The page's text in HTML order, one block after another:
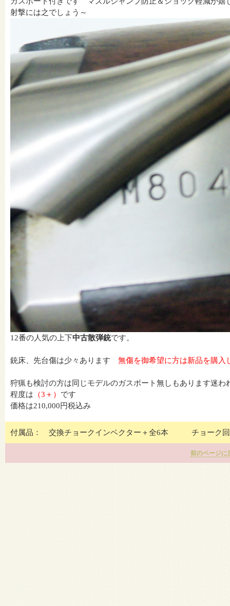
射撃には之でしょう～
12番の人気の上下中古散弾銃です。
銃床、先台傷は少々あります 無傷を御希望に方は新品を購入
狩猟も検討の方は同じモデルのガスポート無しもあります迷
程度は （3＋） です
価格は210,000円税込み
付属品： 交換チョークインベクター＋全6本 チョー
前のページに